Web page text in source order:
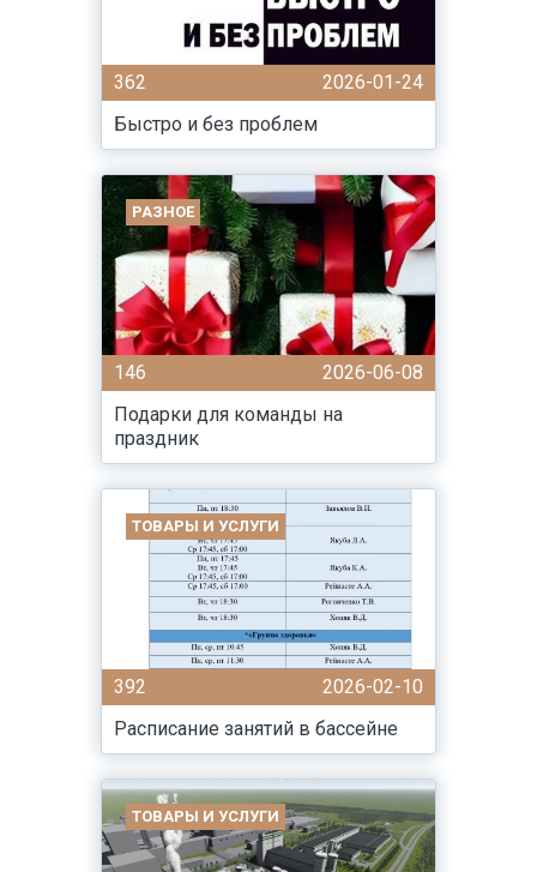
362
2026-01-24
Быстро и без проблем
РАЗНОЕ
146
2026-06-08
Подарки для команды на
праздник
ТОВАРЫ И УСЛУГИ
392
2026-02-10
Расписание занятий в бассейне
ТОВАРЫ И УСЛУГИ